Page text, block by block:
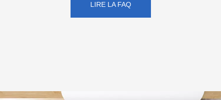
LIRE LA FAQ